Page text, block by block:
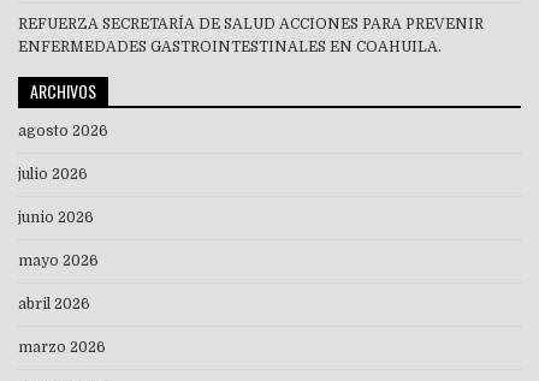
REFUERZA SECRETARÍA DE SALUD ACCIONES PARA PREVENIR
ENFERMEDADES GASTROINTESTINALES EN COAHUILA.
ARCHIVOS
agosto 2026
julio 2026
junio 2026
mayo 2026
abril 2026
marzo 2026